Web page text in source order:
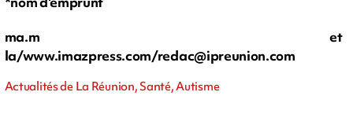
ma.m et
la/www.imazpress.com/redac@ipreunion.com
Actualités de La Réunion, Santé, Autisme